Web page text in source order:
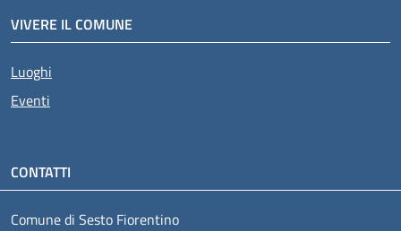
VIVERE IL COMUNE
Luoghi
Eventi
CONTATTI
Comune di Sesto Fiorentino